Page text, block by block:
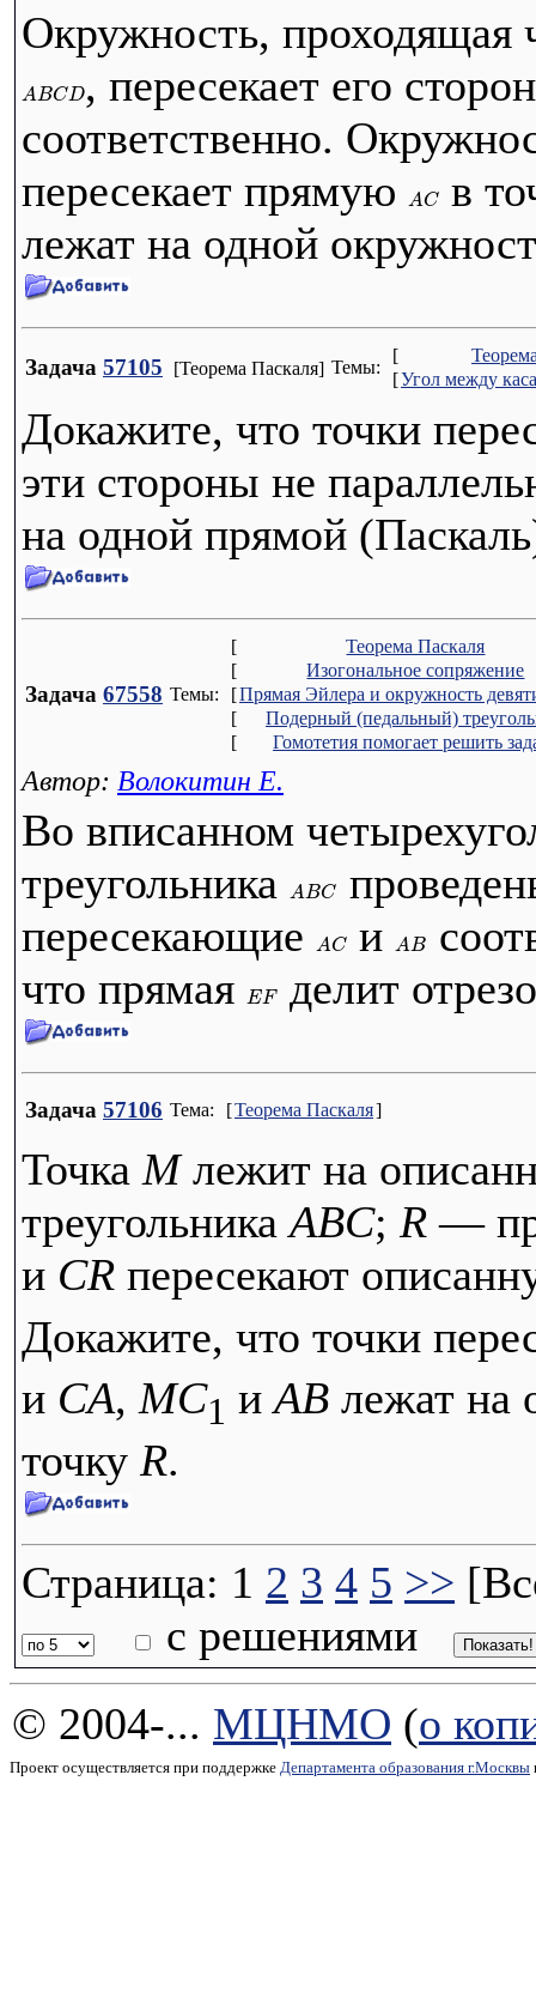
Окружность,
ABCD, пересекает его
соответственно.
пересекает прямую
AC
в
лежат на одной
Задача 57105 [Теорема Паскаля] Темы:
[
[Угол между
Докажите, что точки
эти стороны не
на одной прямой
Задача 67558 Темы:
[
Теорема Паскаля
[
Изогональное сопряжение
[Прямая Эйлера и окружность
[
Подерный (педальный)
[
Гомотетия помогает решить
Автор: Волокитин Е.
Во вписанном
треугольника
ABC
пересекающие
AC и AB
что прямая
EF делит
Задача 57106 Тема: [Теорема Паскаля]
Точка Mлежит на
треугольникаABC; R —
и CR пересекают
Докажите, что точки
и CA, MC1 иAB лежат на
точку R.
Страница: 1 2 3 4 5 >>
с решениями
© 2004-... МЦНМО (о
Проект осуществляется при поддержке Департамента образования г.Москвы